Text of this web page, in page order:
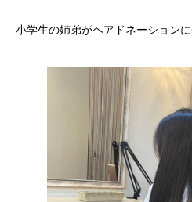
小学生の姉弟がヘアドネーション